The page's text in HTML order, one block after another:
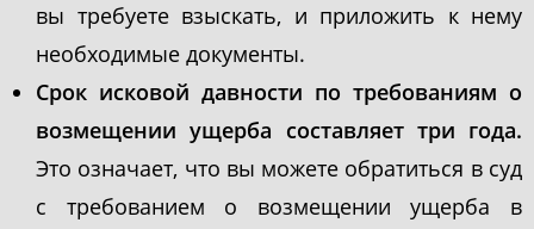
вы требуете взыскать, и приложить к нему
необходимые документы.
Срок исковой давности по требованиям о
возмещении ущерба составляет три года.
Это означает, что вы можете обратиться в суд
с требованием о возмещении ущерба в